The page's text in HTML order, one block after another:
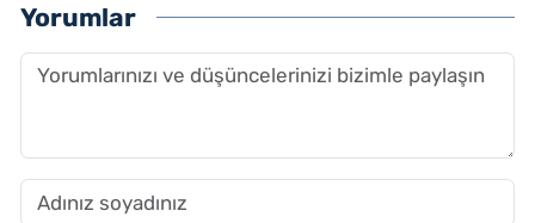
Yorumlar